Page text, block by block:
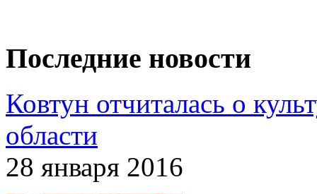
Последние новости
Ковтун отчиталась о
области
28 января 2016